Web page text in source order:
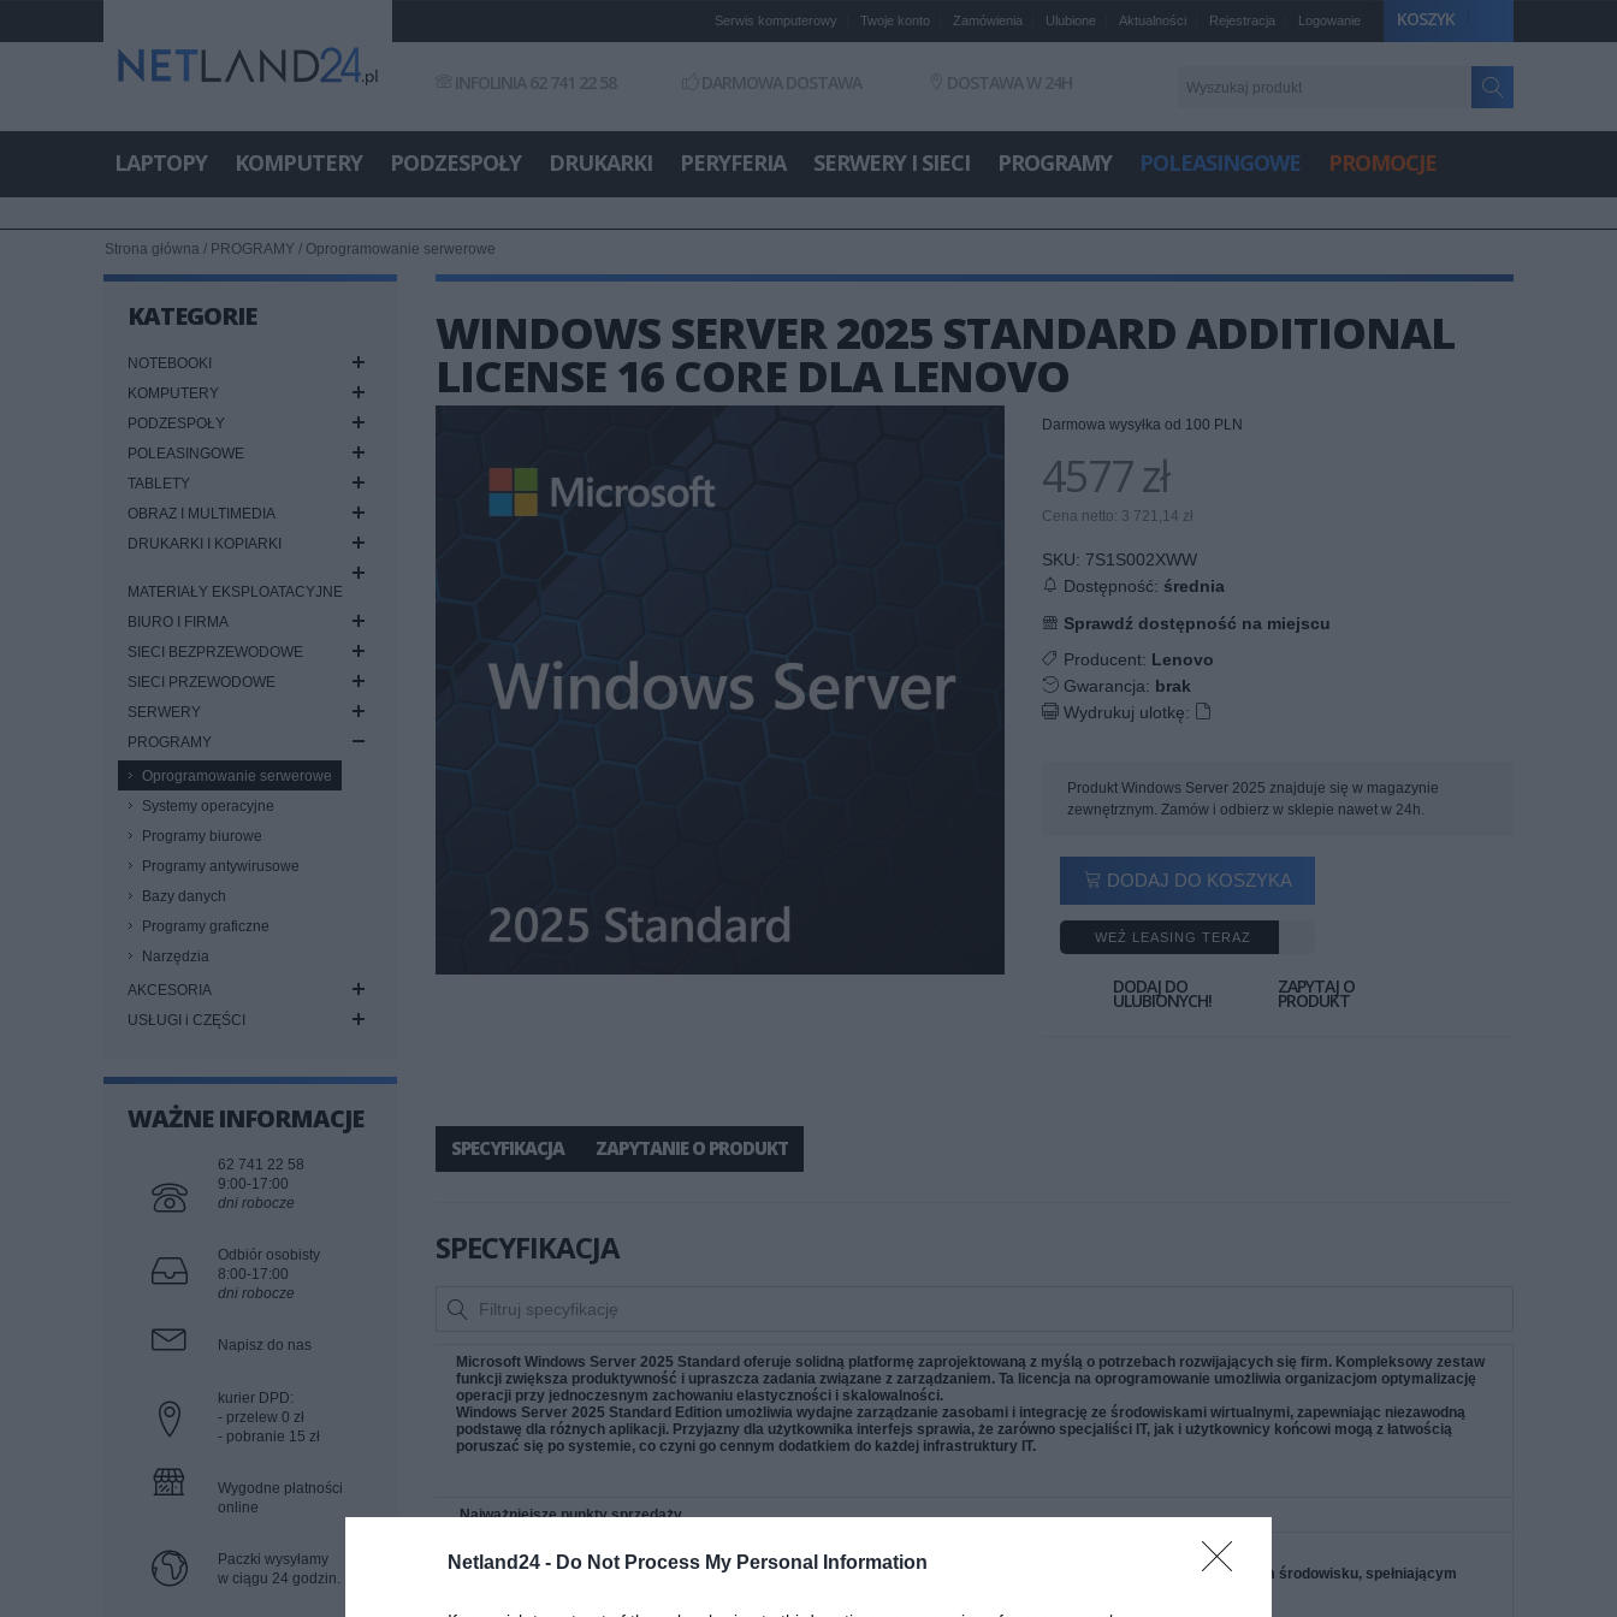
Netland24 - Do Not Process My Personal Information
KOSZYK
Serwis komputerowy Twoje konto Zamówienia Ulubione Aktualności Rejestracja Logowanie
INFOLINIA 62 741 22 58 DARMOWA DOSTAWA DOSTAWA W 24H
LAPTOPY KOMPUTERY PODZESPOŁY DRUKARKI PERYFERIA SERWERY I SIECI PROGRAMY POLEASINGOWE PROMOCJE
Strona główna / PROGRAMY / Oprogramowanie serwerowe
KATEGORIE
NOTEBOOKI
KOMPUTERY
PODZESPOŁY
POLEASINGOWE
TABLETY
OBRAZ I MULTIMEDIA
DRUKARKI I KOPIARKI
MATERIAŁY EKSPLOATACYJNE
BIURO I FIRMA
SIECI BEZPRZEWODOWE
SIECI PRZEWODOWE
SERWERY
PROGRAMY
Oprogramowanie serwerowe
Systemy operacyjne
Programy biurowe
Programy antywirusowe
Bazy danych
Programy graficzne
Narzędzia
AKCESORIA
USŁUGI i CZĘŚCI
WAŻNE INFORMACJE
62 741 22 58
9:00-17:00
dni robocze
Odbiór osobisty
8:00-17:00
dni robocze
Napisz do nas
kurier DPD:
- przelew 0 zł
- pobranie 15 zł
Wygodne płatności
online
Paczki wysyłamy
w ciągu 24 godzin.
WINDOWS SERVER 2025 STANDARD ADDITIONAL
LICENSE 16 CORE DLA LENOVO
Darmowa wysyłka od 100 PLN
4577 zł
Cena netto: 3 721,14 zł
SKU: 7S1S002XWW
Dostępność: średnia
Sprawdź dostępność na miejscu
Producent: Lenovo
Gwarancja: brak
Wydrukuj ulotkę:
Produkt Windows Server 2025 znajduje się w magazynie
zewnętrznym. Zamów i odbierz w sklepie nawet w 24h.
DODAJ DO KOSZYKA
WEŹ LEASING TERAZ
DODAJ DO
ULUBIONYCH!
ZAPYTAJ O
PRODUKT
SPECYFIKACJA ZAPYTANIE O PRODUKT
SPECYFIKACJA
Microsoft Windows Server 2025 Standard oferuje solidną platformę zaprojektowaną z myślą o potrzebach rozwijających się firm. Kompleksowy zestaw
funkcji zwiększa produktywność i upraszcza zadania związane z zarządzaniem. Ta licencja na oprogramowanie umożliwia organizacjom optymalizację
operacji przy jednoczesnym zachowaniu elastyczności i skalowalności.
Windows Server 2025 Standard Edition umożliwia wydajne zarządzanie zasobami i integrację ze środowiskami wirtualnymi, zapewniając niezawodną
podstawę dla różnych aplikacji. Przyjazny dla użytkownika interfejs sprawia, że zarówno specjaliści IT, jak i użytkownicy końcowi mogą z łatwością
poruszać się po systemie, co czyni go cennym dodatkiem do każdej infrastruktury IT.
Najważniejsze punkty sprzedaży
Wydajny system operacyjny
Microsoft Windows Server 2025 Standard został stworzony do obsługi aplikacji i usług w bezpiecznym i niezawodnym środowisku, spełniającym